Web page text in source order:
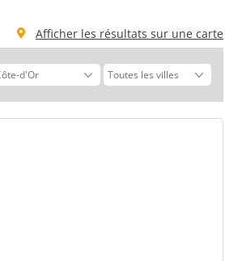
Afficher les résultats sur une carte